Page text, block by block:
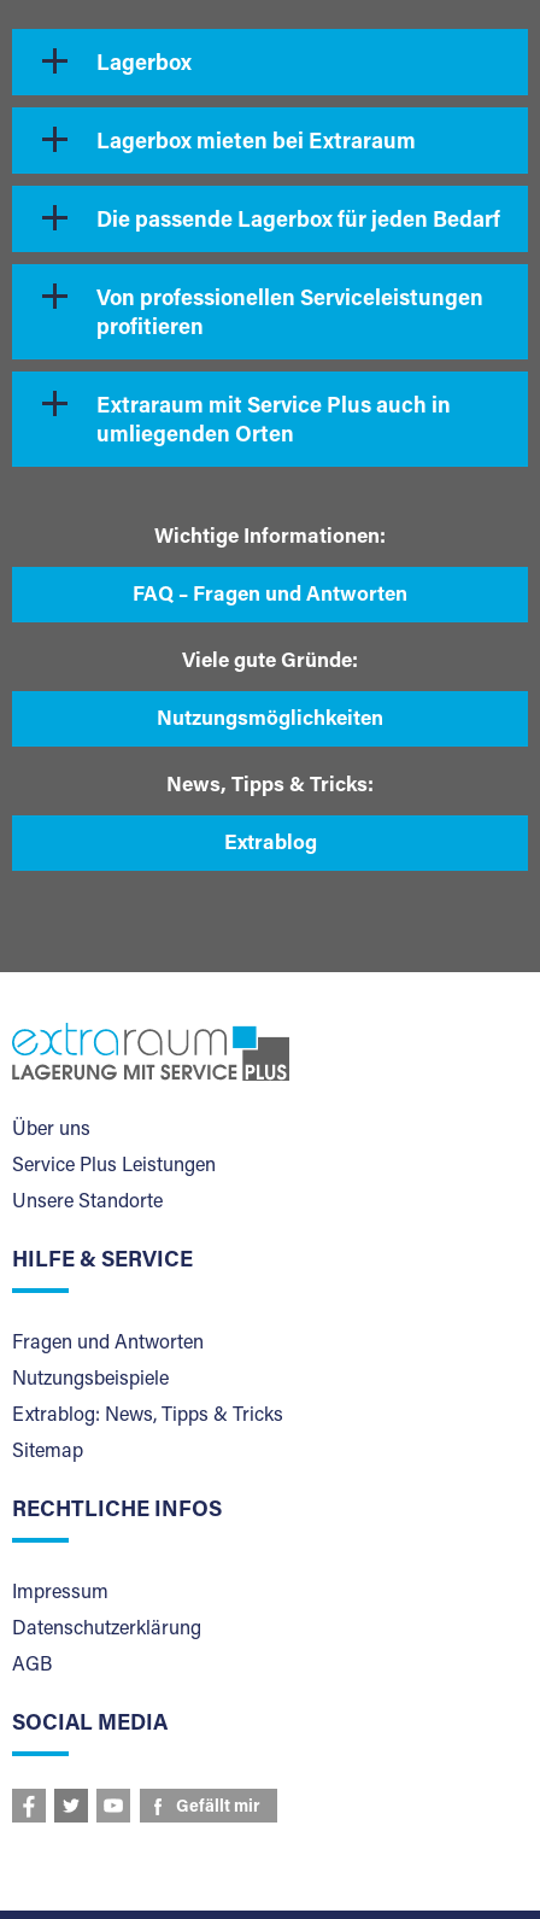
Lagerbox
Lagerbox mieten bei Extraraum
Die passende Lagerbox für jeden Bedarf
Von professionellen Serviceleistungen
profitieren
Extraraum mit Service Plus auch in
umliegenden Orten
Wichtige Informationen:
FAQ – Fragen und Antworten
Viele gute Gründe:
Nutzungsmöglichkeiten
News, Tipps & Tricks:
Extrablog
Über uns
Service Plus Leistungen
Unsere Standorte
HILFE & SERVICE
Fragen und Antworten
Nutzungsbeispiele
Extrablog: News, Tipps & Tricks
Sitemap
RECHTLICHE INFOS
Impressum
Datenschutzerklärung
AGB
SOCIAL MEDIA
Gefällt mir